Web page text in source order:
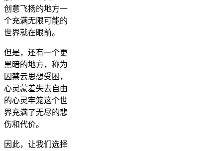
创意飞扬的地方一
个充满无限可能的
世界就在眼前。
但是，还有一个更
黑暗的地方，称为
囚禁云思想受困，
心灵蒙羞失去自由
的心灵牢笼这个世
界充满了无尽的悲
伤和代价。
因此，让我们选择